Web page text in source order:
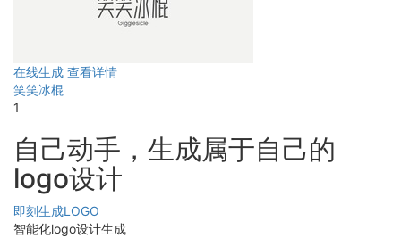
在线生成 查看详情
笑笑冰棍
1
自己动手，生成属于自己的
logo设计
即刻生成LOGO
智能化logo设计生成